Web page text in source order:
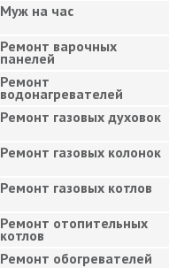
Муж на час
Ремонт варочных
панелей
Ремонт
водонагревателей
Ремонт газовых духовок
Ремонт газовых колонок
Ремонт газовых котлов
Ремонт отопительных
котлов
Ремонт обогревателей